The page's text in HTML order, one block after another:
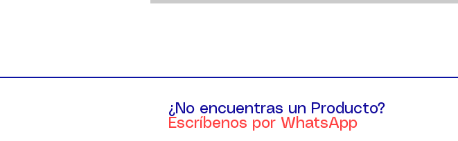
¿No encuentras un Producto?
Escríbenos por WhatsApp